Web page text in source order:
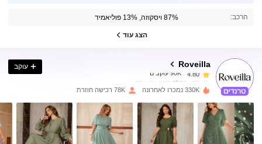
הרכב: 87% ויסקוזה, 13% פוליאמיד
הצג עוד
Roveilla
4.80
90K עוקבים
o***lשילם לפני יום אחד
4.80 90K עוקבים
90K עוקבים
עוקב
330K נמכרו לאחרונה 78K רכישה חוזרת